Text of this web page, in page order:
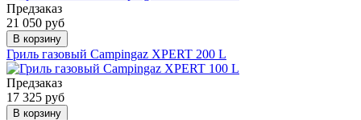
Предзаказ
21 050 руб
В корзину
Гриль газовый Campingaz XPERT 200 L
Предзаказ
17 325 руб
В корзину